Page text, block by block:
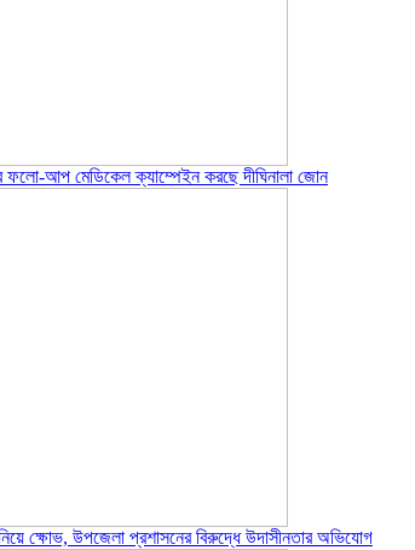
ফলো-আপ মেডিকেল ক্যাম্পেইন করছে দীঘিনালা জোন
ক্ষোভ, উপজেলা প্রশাসনের বিরুদ্ধে উদাসীনতার অভিযোগ